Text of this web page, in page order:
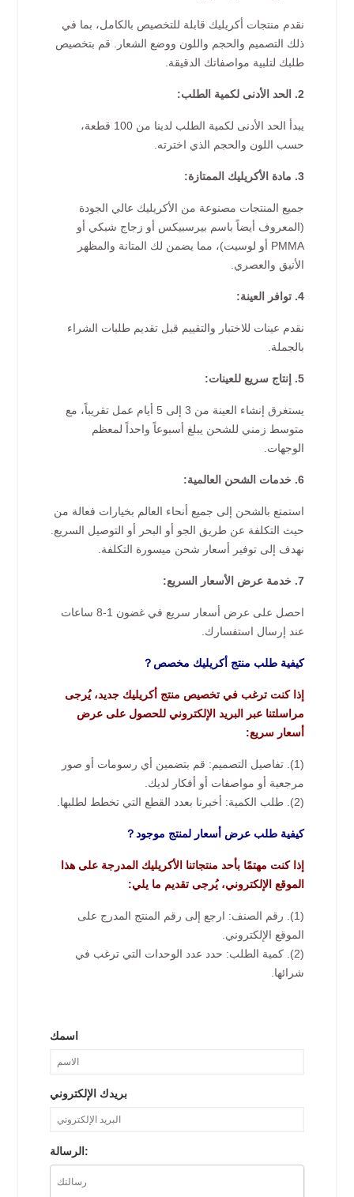
نقدم منتجات أكريليك قابلة للتخصيص بالكامل، بما في
ذلك التصميم والحجم واللون ووضع الشعار. قم بتخصيص
طلبك لتلبية مواصفاتك الدقيقة.
2. الحد الأدنى لكمية الطلب:
يبدأ الحد الأدنى لكمية الطلب لدينا من 100 قطعة،
حسب اللون والحجم الذي اخترته.
3. مادة الأكريليك الممتازة:
جميع المنتجات مصنوعة من الأكريليك عالي الجودة
(المعروف أيضاً باسم بيرسبيكس أو زجاج شبكي أو
PMMA أو لوسيت)، مما يضمن لك المتانة والمظهر
الأنيق والعصري.
4. توافر العينة:
نقدم عينات للاختبار والتقييم قبل تقديم طلبات الشراء
بالجملة.
5. إنتاج سريع للعينات:
يستغرق إنشاء العينة من 3 إلى 5 أيام عمل تقريباً، مع
متوسط زمني للشحن يبلغ أسبوعاً واحداً لمعظم
الوجهات.
6. خدمات الشحن العالمية:
استمتع بالشحن إلى جميع أنحاء العالم بخيارات فعالة من
حيث التكلفة عن طريق الجو أو البحر أو التوصيل السريع.
نهدف إلى توفير أسعار شحن ميسورة التكلفة.
7. خدمة عرض الأسعار السريع:
احصل على عرض أسعار سريع في غضون 1-8 ساعات
عند إرسال استفسارك.
كيفية طلب منتج أكريليك مخصص？
إذا كنت ترغب في تخصيص منتج أكريليك جديد، يُرجى
مراسلتنا عبر البريد الإلكتروني للحصول على عرض
أسعار سريع:
(1). تفاصيل التصميم: قم بتضمين أي رسومات أو صور
مرجعية أو مواصفات أو أفكار لديك.
(2). طلب الكمية: أخبرنا بعدد القطع التي تخطط لطلبها.
كيفية طلب عرض أسعار لمنتج موجود？
إذا كنت مهتمًا بأحد منتجاتنا الأكريليك المدرجة على هذا
الموقع الإلكتروني، يُرجى تقديم ما يلي:
(1). رقم الصنف: ارجع إلى رقم المنتج المدرج على
الموقع الإلكتروني.
(2). كمية الطلب: حدد عدد الوحدات التي ترغب في
شرائها.
اسمك
بريدك الإلكتروني
الرسالة: